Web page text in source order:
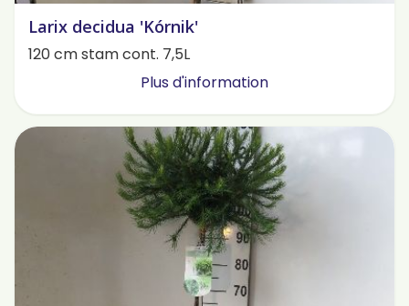
Larix decidua 'Kórnik'
120 cm stam cont. 7,5L
Plus d'information